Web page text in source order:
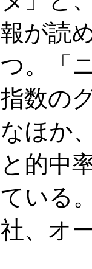
報が読
つ。「
指数の
なほか
と的中
ている
社、オ